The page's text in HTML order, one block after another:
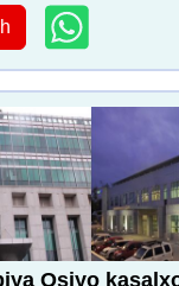
Osiyo